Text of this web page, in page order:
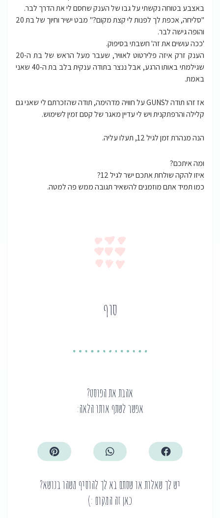
באצבע בטוחה נקשתי על גבו של הענק שחסם לי את הדרך לבר.
"סליחה, אכפת לך לפנות לי קצת מקום?" מבט ישיר וחיוך של בת 20
והופה גישה לבר.
'ככה עושים את זה' חשבתי בסיפוק.
הענק זרק איזה פלירטוט לאוויר, שעבר מעל הראש של בת ה-20
שגילמתי באותו הרגע, אבל ננצר בתודה ענקית בלב בת ה-40 שאני
באמת.
אז זהו תודה לGUNS על חוויה מדהימה, תודה שהזכרתם לי שאני גם
קלילה והרפתקנית ויש לי עדיין מאגר של קסם זמין לשימוש.
הנה מנהרת זמן לגיל 12, תעלו עליה.
ומה איתכם?
איזו להקה שולחת אתכם ישר לגיל 12?
כמו תמיד אתם מוזמנים להשאיר תגובה ממש פה למטה.
סוף
אהבת את הפוסט?
אפשר לשתף אותו הלאה:
יש לך שאלות או שסתם בא לך להוסיף משהו בנושא?
כאן זה המקום :)